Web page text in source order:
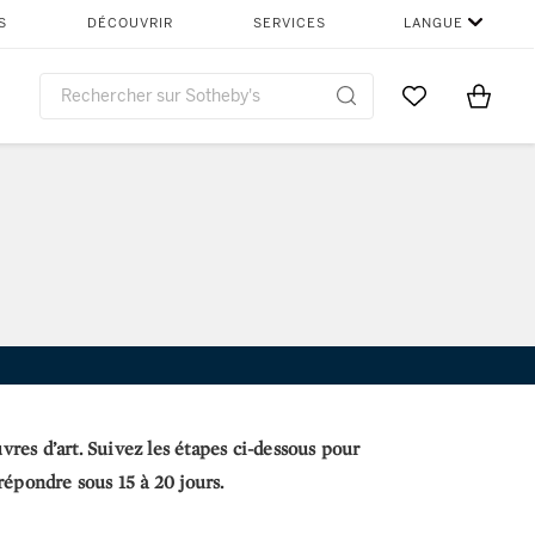
DÉCOUVRIR SERVICES LANGUE
Go to MyItems
d’art. Suivez les étapes ci-dessous pour
sous 15 à 20 jours.